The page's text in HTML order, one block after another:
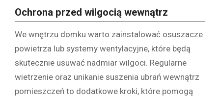
Ochrona przed wilgocią wewnątrz
We wnętrzu domku warto zainstalować osuszacze
powietrza lub systemy wentylacyjne, które będą
skutecznie usuwać nadmiar wilgoci. Regularne
wietrzenie oraz unikanie suszenia ubrań wewnątrz
pomieszczeń to dodatkowe kroki, które pomogą